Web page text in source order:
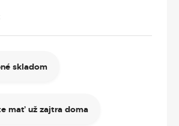
skladom
mať už zajtra doma